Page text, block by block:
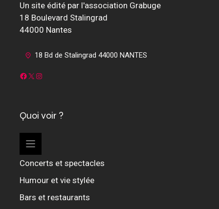
Un site édité par l'association Grabuge
18 Boulevard Stalingrad
44000 Nantes
18 Bd de Stalingrad 44000 NANTES
Facebook
X Instagram
Quoi voir ?
Concerts et spectacles
Humour et vie stylée
Bars et restaurants